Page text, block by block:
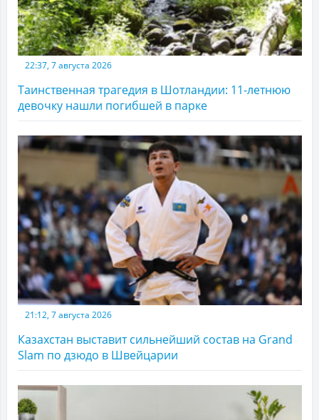
22:37, 7 августа 2026
Таинственная трагедия в Шотландии: 11-летнюю
девочку нашли погибшей в парке
21:12, 7 августа 2026
Казахстан выставит сильнейший состав на Grand
Slam по дзюдо в Швейцарии